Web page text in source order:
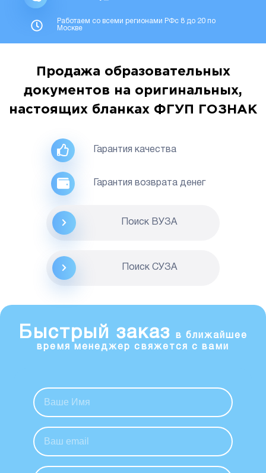
Работаем со всеми регионами РФс 8 до 20 по
Москве
Продажа образовательных
документов на оригинальных,
настоящих бланках ФГУП ГОЗНАК
Гарантия качества
Гарантия возврата денег
Поиск ВУЗА
Поиск CУЗА
Быстрый заказ
в ближайшее
время менеджер свяжется с вами